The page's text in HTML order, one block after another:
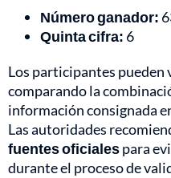
Número ganador:
Quinta cifra: 6
Los participantes
comparando la
información consignada
Las autoridades
fuentes oficialespara
durante el proceso de